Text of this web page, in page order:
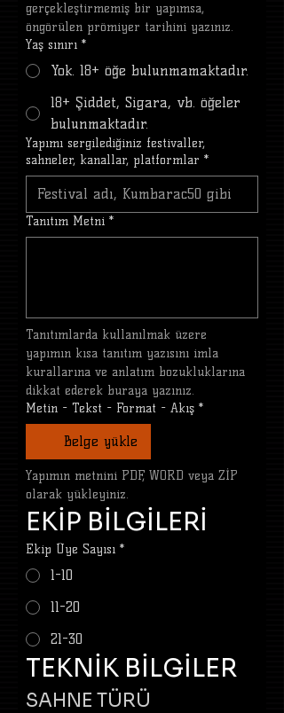
gerçekleştirmemiş bir yapımsa,
öngörülen prömiyer tarihini yazınız.
Yaş sınırı *
Yok. 18+ öğe bulunmamaktadır.
18+ Şiddet, Sigara, vb. öğeler
bulunmaktadır.
Yapımı sergilediğiniz festivaller,
sahneler, kanallar, platformlar *
Tanıtım Metni *
Tanıtımlarda kullanılmak üzere
yapımın kısa tanıtım yazısını imla
kurallarına ve anlatım bozukluklarına
dikkat ederek buraya yazınız.
Metin - Tekst - Format - Akış *
Belge yükle
Yapımın metnini PDF, WORD veya ZİP
olarak yükleyiniz.
EKİP BİLGİLERİ
Ekip Üye Sayısı *
1-10
11-20
21-30
TEKNİK BİLGİLER
SAHNE TÜRÜ